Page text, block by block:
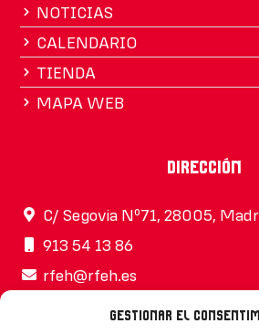
Gestionar el
NOTICIAS
CALENDARIO
TIENDA
MAPA WEB
Dirección
C/ Segovia Nº71, 28005,
913 54 13 86
rfeh@rfeh.es